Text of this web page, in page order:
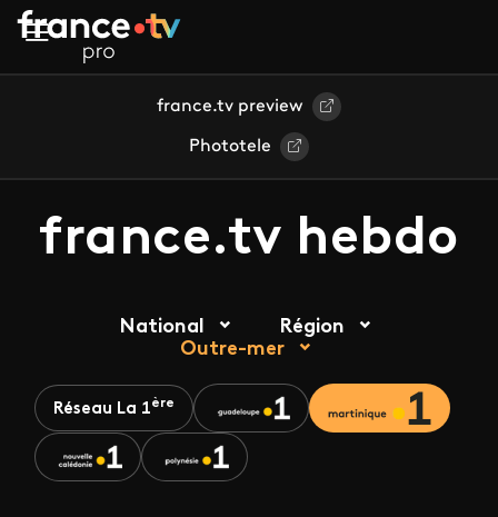
Aller au contenu principal
france.tv preview
Phototele
france.tv hebdo
National
Région
Outre-mer
Réseau La 1ère